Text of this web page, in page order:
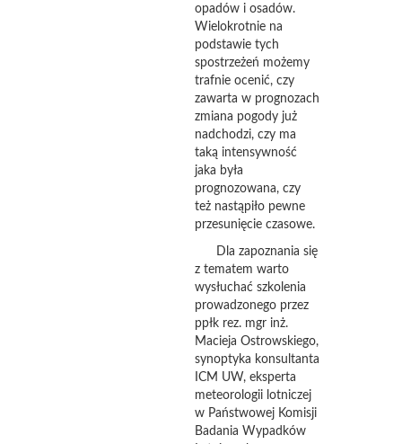
opadów i osadów.
Wielokrotnie na
podstawie tych
spostrzeżeń możemy
trafnie ocenić, czy
zawarta w prognozach
zmiana pogody już
nadchodzi, czy ma
taką intensywność
jaka była
prognozowana, czy
też nastąpiło pewne
przesunięcie czasowe.
Dla zapoznania się
z tematem warto
wysłuchać szkolenia
prowadzonego przez
ppłk rez. mgr inż.
Macieja Ostrowskiego,
synoptyka konsultanta
ICM UW, eksperta
meteorologii lotniczej
w Państwowej Komisji
Badania Wypadków